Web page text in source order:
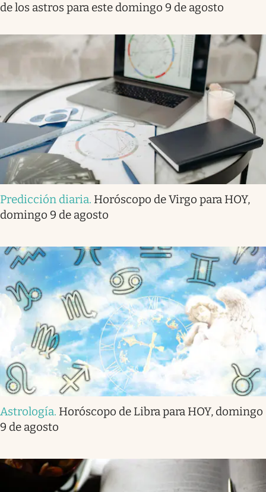
de los astros para este domingo 9 de agosto
Predicción diaria. Horóscopo de Virgo para HOY,
domingo 9 de agosto
Astrología. Horóscopo de Libra para HOY, domingo
9 de agosto